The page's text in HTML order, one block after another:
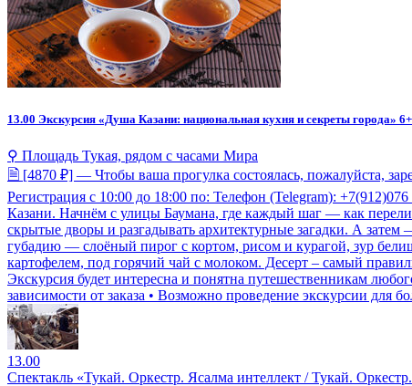
13.00 Экскурсия «Душа Казани: национальная кухня и секреты города» 6+
⚲ Площадь Тукая, рядом с часами Мира
🗎 [4870 ₽] — Чтобы ваша прогулка состоялась, пожалуйста,
Регистрация с 10:00 до 18:00 по: Телефон (Telegram):
Казани. Начнём с улицы Баумана, где каждый шаг — как
скрытые дворы и разгадывать архитектурные загадки. А
губадию — слоёный пирог с кортом, рисом и курагой, зур
картофелем, под горячий чай с молоком. Десерт – самый
Экскурсия будет интересна и понятна путешественникам
зависимости от заказа • Возможно проведение экскурсии для
13.00
Спектакль «Тукай. Оркестр. Ясалма интеллект / Тукай.